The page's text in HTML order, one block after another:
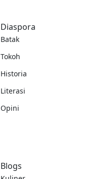
Diaspora
Batak
Tokoh
Historia
Literasi
Opini
Blogs